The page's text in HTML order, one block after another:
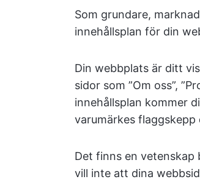
Som grundare,
innehållsplan för din
Din webbplats är ditt
sidor som ”Om oss”,
innehållsplan kommer
varumärkes flaggskepp
Det finns en vetenskap
vill inte att dina